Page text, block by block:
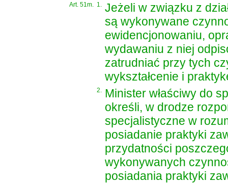
Art. 51m. 1.
Jeżeli w związku z
są wykonywane
ewidencjonowaniu,
wydawaniu z niej
zatrudniać przy tych
wykształcenie i
2.
Minister właściwy do
określi, w drodze
specjalistyczne w
posiadanie praktyki
przydatności
wykonywanych
posiadania praktyki